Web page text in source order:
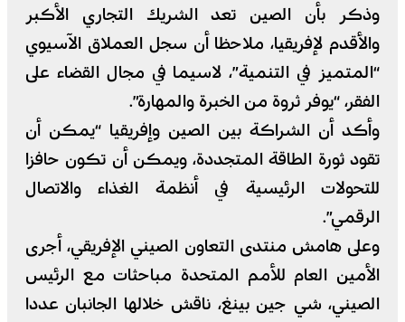
وذكر بأن الصين تعد الشريك التجاري الأكبر
والأقدم لإفريقيا، ملاحظا أن سجل العملاق الآسيوي
“المتميز في التنمية”، لاسيما في مجال القضاء على
الفقر، “يوفر ثروة من الخبرة والمهارة”.
وأكد أن الشراكة بين الصين وإفريقيا “يمكن أن
تقود ثورة الطاقة المتجددة، ويمكن أن تكون حافزا
للتحولات الرئيسية في أنظمة الغذاء والاتصال
الرقمي”.
وعلى هامش منتدى التعاون الصيني الإفريقي، أجرى
الأمين العام للأمم المتحدة مباحثات مع الرئيس
الصيني، شي جين بينغ، ناقش خلالها الجانبان عددا